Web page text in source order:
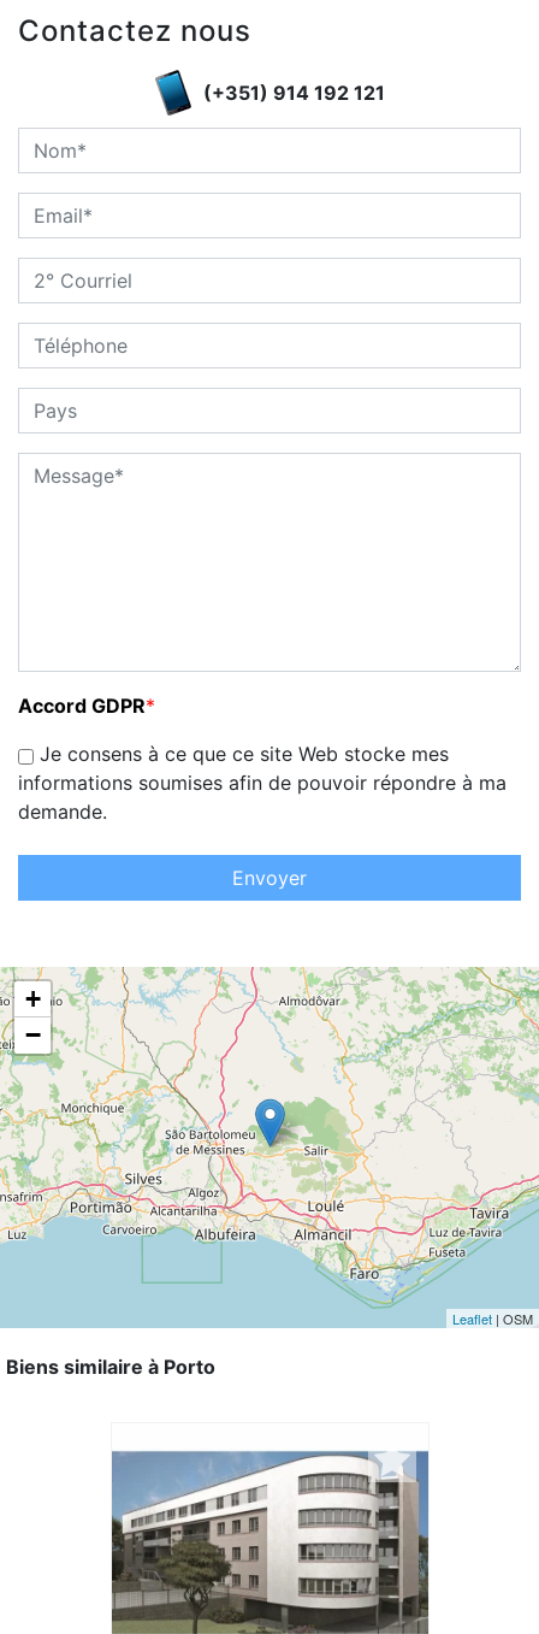
Contactez nous
(+351) 914 192 121
Accord GDPR*
Je consens à ce que ce site Web stocke mes
informations soumises afin de pouvoir répondre à ma
demande.
Envoyer
+
−
Leaflet | OSM
Biens similaire à Porto